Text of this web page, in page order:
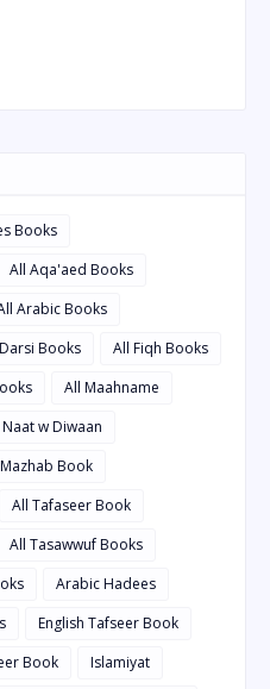
Books
All Aqa'aed Books
Arabic Books
Books
All Fiqh Books
All Maahname
w Diwaan
Book
All Tafaseer Book
All Tasawwuf Books
Arabic Hadees
English Tafseer Book
Book
Islamiyat